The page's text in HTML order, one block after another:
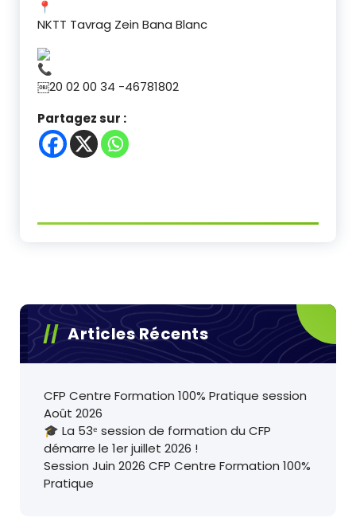
NKTT Tavrag Zein Bana Blanc
￼⁨20 02 00 34⁩ -46781802
Partagez sur :
Articles Récents
CFP Centre Formation 100% Pratique session
Août 2026
🎓 La 53ᵉ session de formation du CFP
démarre le 1er juillet 2026 !
Session Juin 2026 CFP Centre Formation 100%
Pratique